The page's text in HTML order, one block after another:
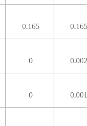
0.165 0.165
0 0.002
0 0.001